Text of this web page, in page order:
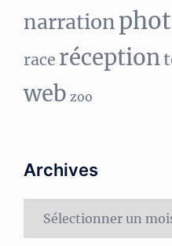
narration
race réception
web zoo
Archives
Archives